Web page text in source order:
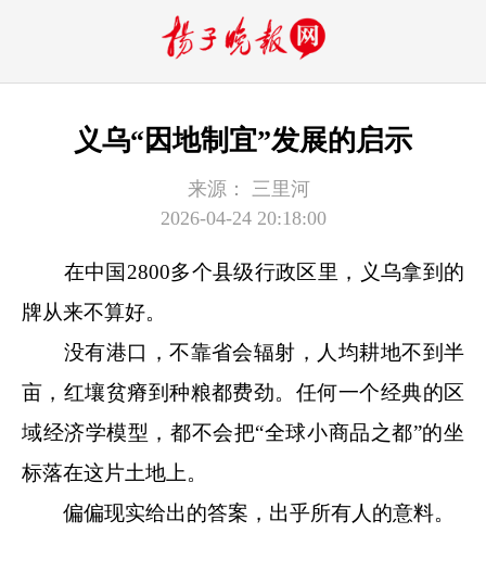
义乌“因地制宜”发展的启示
来源：
三里河
2026-04-24 20:18:00
在中国2800多个县级行政区里，义乌拿到的
牌从来不算好。
没有港口，不靠省会辐射，人均耕地不到半
亩，红壤贫瘠到种粮都费劲。任何一个经典的区
域经济学模型，都不会把“全球小商品之都”的坐
标落在这片土地上。
偏偏现实给出的答案，出乎所有人的意料。